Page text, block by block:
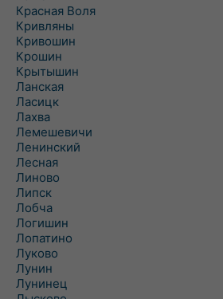
Красная Воля
Кривляны
Кривошин
Крошин
Крытышин
Ланская
Ласицк
Лахва
Лемешевичи
Ленинский
Лесная
Линово
Липск
Лобча
Логишин
Лопатино
Луково
Лунин
Лунинец